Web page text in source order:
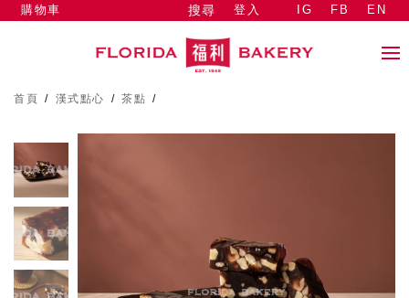
搜尋 登入
購物車 IG FB EN
首頁 / 漢式點心 / 茶點 /